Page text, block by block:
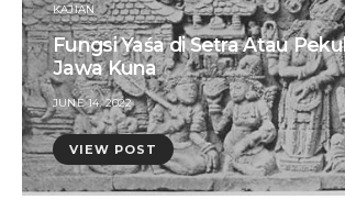
KAJIAN
Fungsi Yaśa di Setra Atau
Jawa Kuna
POSTED
ON
JUNE 14, 2022
VIEW POST